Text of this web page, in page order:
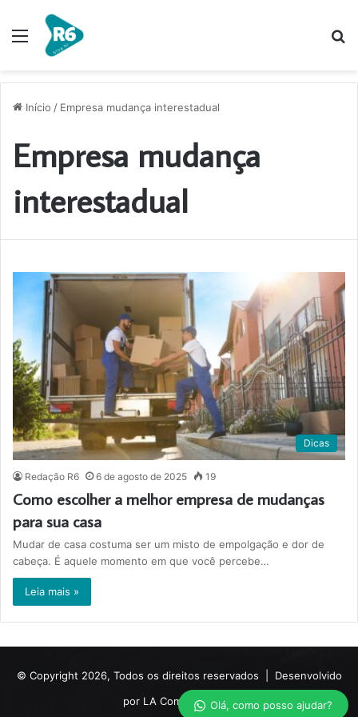
Menu
Início / Empresa mudança interestadual
Empresa mudança
interestadual
Dicas
Redação R6 6 de agosto de 2025 19
Como escolher a melhor empresa de mudanças
para sua casa
Mudar de casa costuma ser um misto de empolgação e dor de
cabeça. É aquele momento em que você percebe…
Leia mais »
© Copyright 2026, Todos os direitos reservados | Desenvolvido
por LA Comunicações.Olá, como posso ajudar?